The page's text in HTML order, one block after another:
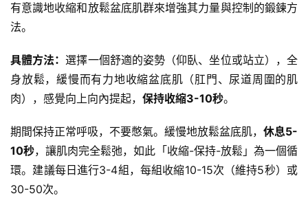
有意識地收縮和放鬆盆底肌群來增強其力量與控制的鍛鍊方
法。
具體方法：選擇一個舒適的姿勢（仰臥、坐位或站立），全
身放鬆，緩慢而有力地收縮盆底肌（肛門、 尿道周圍的肌
肉），感覺向上向內提起， 保持收縮3-10秒。
期間保持正常呼吸，不要憋氣。緩慢地放鬆盆底肌， 休息5-
10秒，讓肌肉完全鬆弛，如此「收縮-保持-放鬆」為一個循
環。建議每日進行3-4組，每組收縮10-15次（維持5秒）或
30-50次。